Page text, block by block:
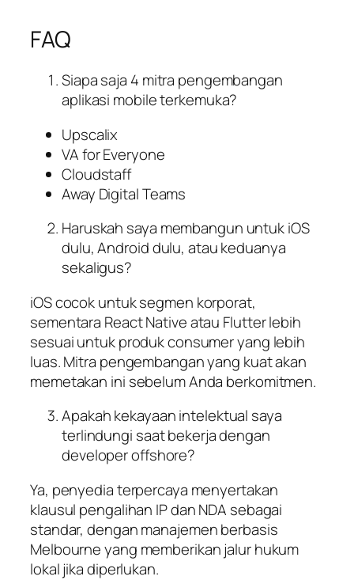
FAQ
Siapa saja 4 mitra pengembangan
aplikasi mobile terkemuka?
Upscalix
VA for Everyone
Cloudstaff
Away Digital Teams
Haruskah saya membangun untuk iOS
dulu, Android dulu, atau keduanya
sekaligus?
iOS cocok untuk segmen korporat,
sementara React Native atau Flutter lebih
sesuai untuk produk consumer yang lebih
luas. Mitra pengembangan yang kuat akan
memetakan ini sebelum Anda berkomitmen.
Apakah kekayaan intelektual saya
terlindungi saat bekerja dengan
developer offshore?
Ya, penyedia terpercaya menyertakan
klausul pengalihan IP dan NDA sebagai
standar, dengan manajemen berbasis
Melbourne yang memberikan jalur hukum
lokal jika diperlukan.